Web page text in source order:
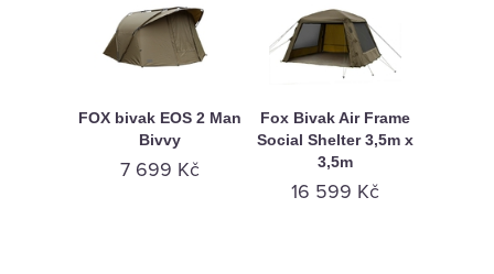
FOX bivak EOS 2 Man
Bivvy
7 699 Kč
Fox Bivak Air Frame
Social Shelter 3,5m x
3,5m
16 599 Kč